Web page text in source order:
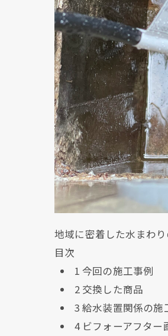
地域に密着した水まわ
目次
1 今回の施工事例
2交換した商品
3 給水装置関係の施
4ビフォーアフター